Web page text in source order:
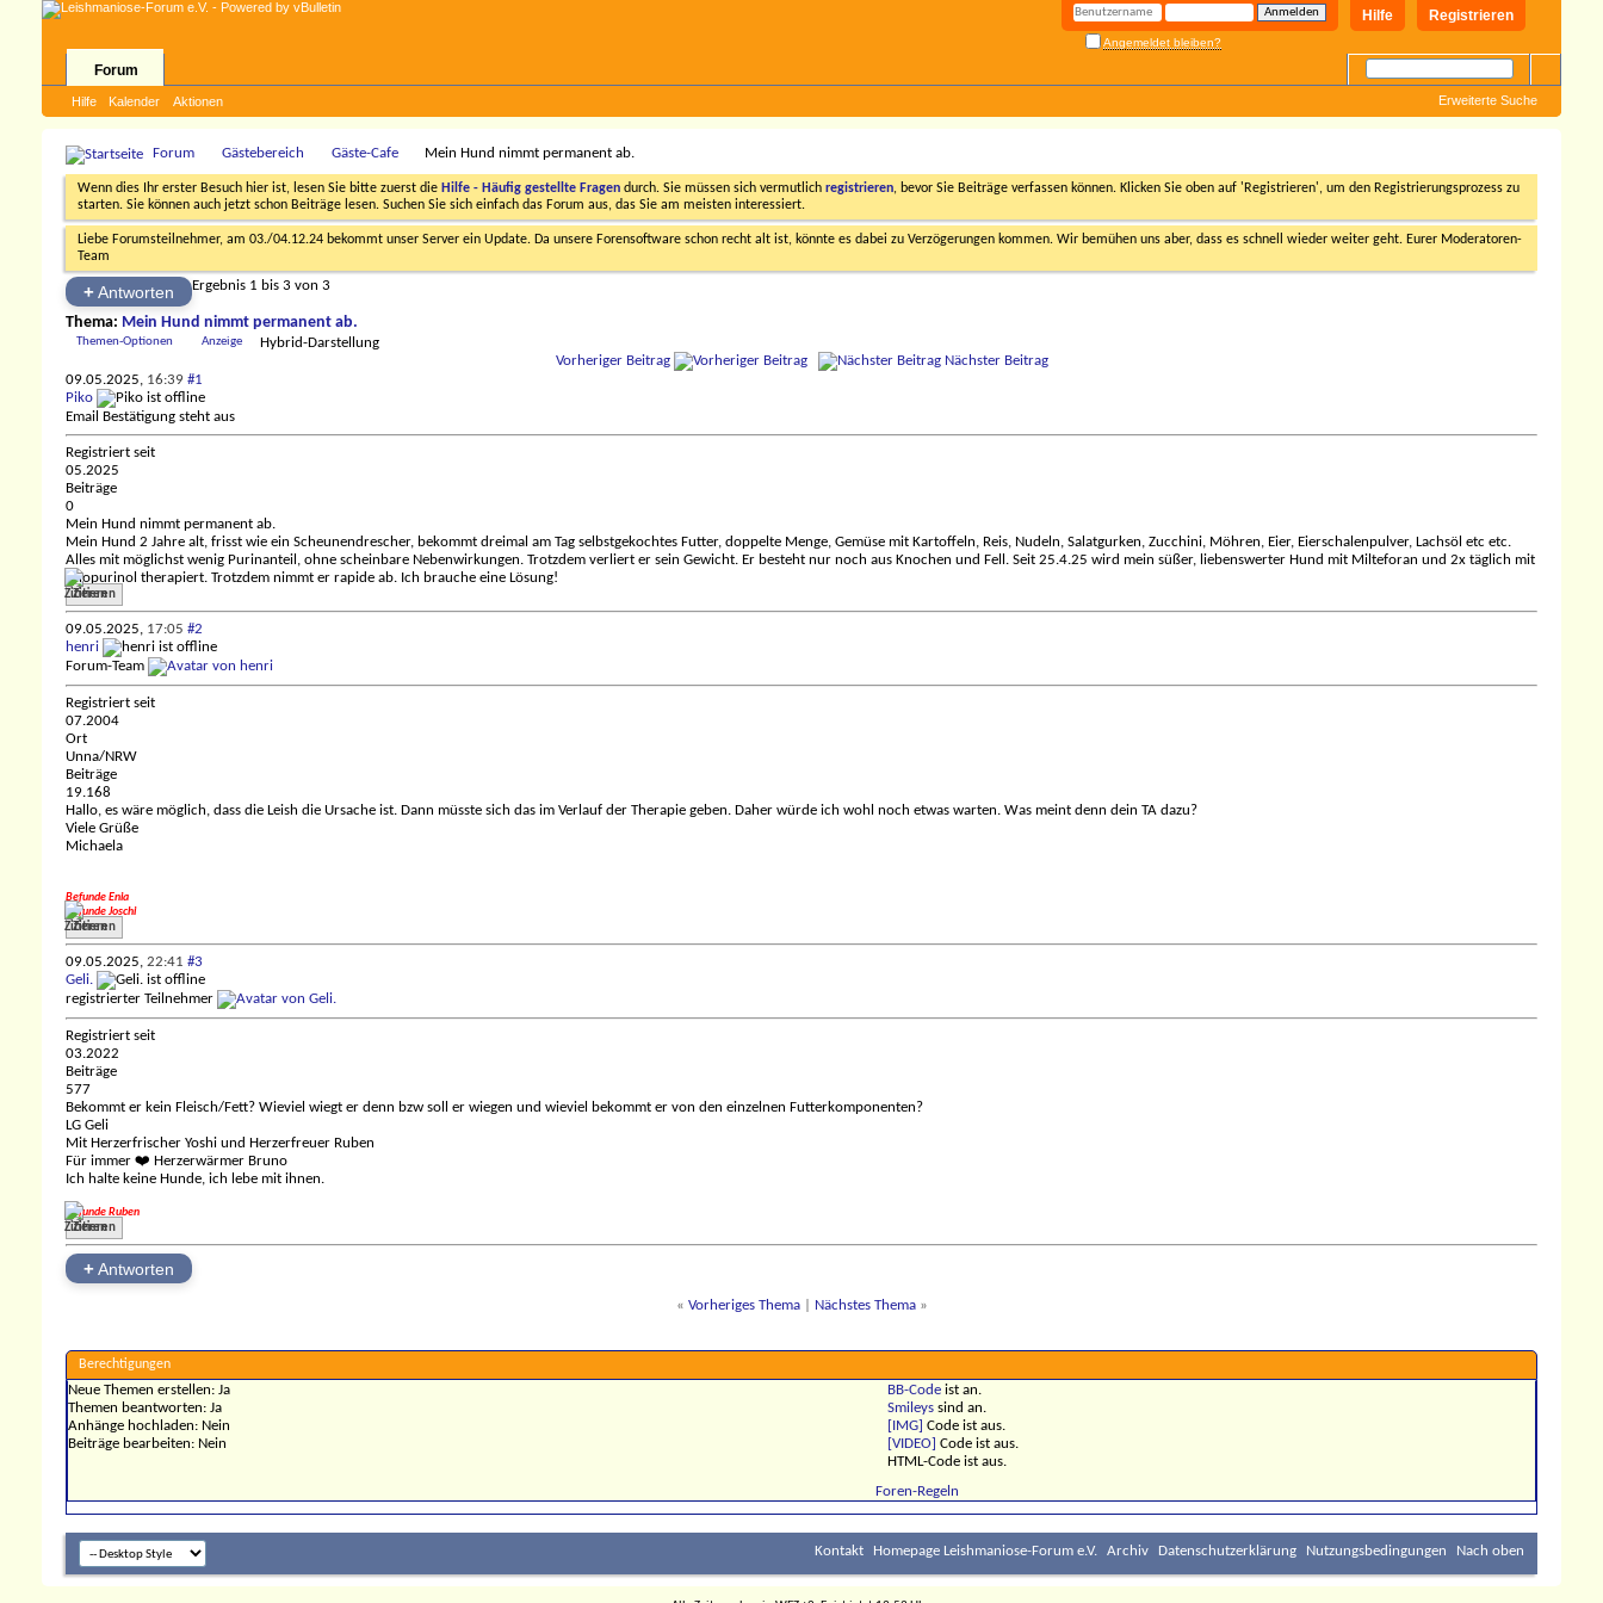
Registrieren
Hilfe
Angemeldet bleiben?
Forum
Hilfe Kalender Aktionen Erweiterte Suche
Forum Gästebereich Gäste-Cafe Mein Hund nimmt permanent ab.
Wenn dies Ihr erster Besuch hier ist, lesen Sie bitte zuerst die Hilfe - Häufig gestellte Fragen durch. Sie müssen sich vermutlich registrieren, bevor Sie Beiträge verfassen können. Klicken Sie oben auf 'Registrieren', um den Registrierungsprozess zu
starten. Sie können auch jetzt schon Beiträge lesen. Suchen Sie sich einfach das Forum aus, das Sie am meisten interessiert.
Liebe Forumsteilnehmer, am 03./04.12.24 bekommt unser Server ein Update. Da unsere Forensoftware schon recht alt ist, könnte es dabei zu Verzögerungen kommen. Wir bemühen uns aber, dass es schnell wieder weiter geht. Eurer Moderatoren-
Team
+Antworten Ergebnis 1 bis 3 von 3
Thema: Mein Hund nimmt permanent ab.
Themen-Optionen Anzeige
Hybrid-Darstellung
Vorheriger Beitrag
Nächster Beitrag
09.05.2025, 16:39 #1
Piko
Email Bestätigung steht aus
Registriert seit
05.2025
Beiträge
0
Mein Hund nimmt permanent ab.
Mein Hund 2 Jahre alt, frisst wie ein Scheunendrescher, bekommt dreimal am Tag selbstgekochtes Futter, doppelte Menge, Gemüse mit Kartoffeln, Reis, Nudeln, Salatgurken, Zucchini, Möhren, Eier, Eierschalenpulver, Lachsöl etc etc.
Alles mit möglichst wenig Purinanteil, ohne scheinbare Nebenwirkungen. Trotzdem verliert er sein Gewicht. Er besteht nur noch aus Knochen und Fell. Seit 25.4.25 wird mein süßer, liebenswerter Hund mit Milteforan und 2x täglich mit
Allopurinol therapiert. Trotzdem nimmt er rapide ab. Ich brauche eine Lösung!
Zitieren
09.05.2025, 17:05 #2
henri
Forum-Team
Registriert seit
07.2004
Ort
Unna/NRW
Beiträge
19.168
Hallo, es wäre möglich, dass die Leish die Ursache ist. Dann müsste sich das im Verlauf der Therapie geben. Daher würde ich wohl noch etwas warten. Was meint denn dein TA dazu?
Viele Grüße
Michaela
Befunde Enia
Befunde Joschi
Zitieren
09.05.2025, 22:41 #3
Geli.
registrierter Teilnehmer
Registriert seit
03.2022
Beiträge
577
Bekommt er kein Fleisch/Fett? Wieviel wiegt er denn bzw soll er wiegen und wieviel bekommt er von den einzelnen Futterkomponenten?
LG Geli
Mit Herzerfrischer Yoshi und Herzerfreuer Ruben
Für immer ❤️ Herzerwärmer Bruno
Ich halte keine Hunde, ich lebe mit ihnen.
Befunde Ruben
Zitieren
+Antworten
« Vorheriges Thema| Nächstes Thema »
Berechtigungen
Neue Themen erstellen: Ja
Themen beantworten: Ja
Anhänge hochladen: Nein
Beiträge bearbeiten: Nein
BB-Codeist an.
Smileyssind an.
[IMG] Code ist aus.
[VIDEO] Code ist aus.
HTML-Code ist aus.
Foren-Regeln
Kontakt Homepage Leishmaniose-Forum e.V. Archiv Datenschutzerklärung Nutzungsbedingungen Nach oben